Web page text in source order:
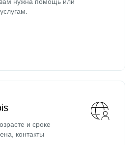
и сроке
контакты